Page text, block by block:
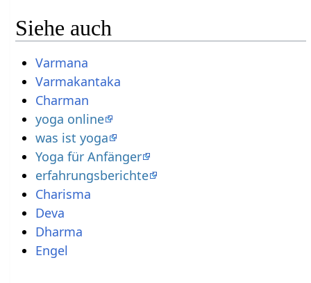
Siehe auch
Varmana
Varmakantaka
Charman
yoga online
was ist yoga
Yoga für Anfänger
erfahrungsberichte
Charisma
Deva
Dharma
Engel